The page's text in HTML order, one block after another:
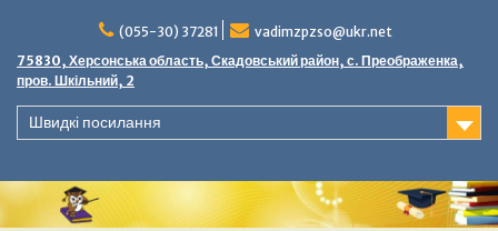
(055-30) 37281
vadimzpzso@ukr.net
75830, Херсонська область, Скадовський район, с. Преображенка,
пров. Шкільний, 2
Швидкі посилання